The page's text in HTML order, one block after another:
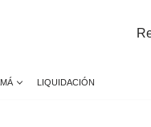
LIQUIDACIÓN